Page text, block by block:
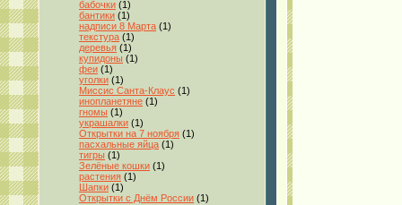
бабочки (1)
бантики (1)
надписи 8 Марта (1)
текстура (1)
деревья (1)
купидоны (1)
феи (1)
уголки (1)
Миссис Санта-Клаус (1)
инопланетяне (1)
гномы (1)
украшалки (1)
Открытки на 7 ноября (1)
пасхальные яйца (1)
тигры (1)
Зелёные кошки (1)
растения (1)
Шапки (1)
Открытки с Днём России (1)